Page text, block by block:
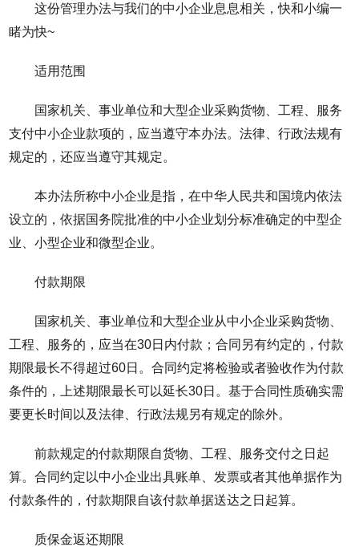
这份管理办法与我们的中小企业息息相关，快和小编一
睹为快~
适用范围
国家机关、事业单位和大型企业采购货物、工程、服务
支付中小企业款项的，应当遵守本办法。法律、行政法规有
规定的，还应当遵守其规定。
本办法所称中小企业是指，在中华人民共和国境内依法
设立的，依据国务院批准的中小企业划分标准确定的中型企
业、小型企业和微型企业。
付款期限
国家机关、事业单位和大型企业从中小企业采购货物、
工程、服务的，应当在30日内付款；合同另有约定的，付款
期限最长不得超过60日。合同约定将检验或者验收作为付款
条件的，上述期限最长可以延长30日。基于合同性质确实需
要更长时间以及法律、行政法规另有规定的除外。
前款规定的付款期限自货物、工程、服务交付之日起
算。合同约定以中小企业出具账单、发票或者其他单据作为
付款条件的，付款期限自该付款单据送达之日起算。
质保金返还期限